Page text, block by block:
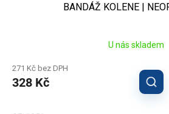
BANDÁŽ KOLENE |
U nás skladem
271 Kč bez DPH
328 Kč